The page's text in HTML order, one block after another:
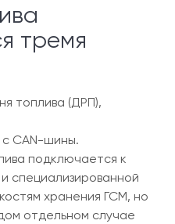
тремя
топлива (ДРП),
с CAN-шины.
подключается к
специализированной
хранения ГСМ, но
отдельном случае